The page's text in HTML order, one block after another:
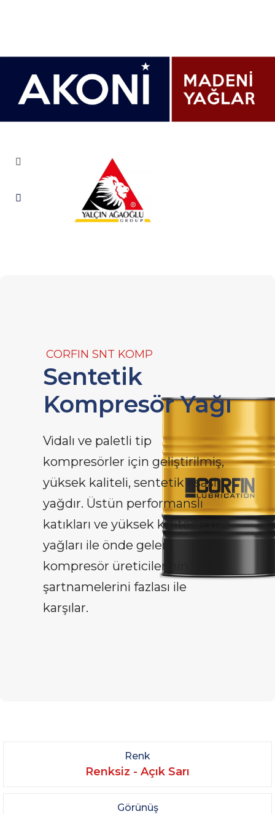
CORFIN SNT KOMP
Sentetik
Kompresör Yağı
Vidalı ve paletli tip
kompresörler için geliştirilmiş,
yüksek kaliteli, sentetik esaslı
yağdır. Üstün performanslı
katıkları ve yüksek kalitede baz
yağları ile önde gelen
kompresör üreticilerinin
şartnamelerini fazlası ile
karşılar.
Renk
Renksiz - Açık Sarı
Görünüş